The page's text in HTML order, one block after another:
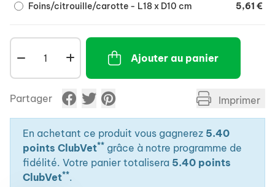
Foins/citrouille/carotte - L18 x D10 cm 5,61 €
Ajouter au panier
Partager Imprimer
En achetant ce produit vous gagnerez 5.40
points ClubVet** grâce à notre programme de
fidélité. Votre panier totalisera 5.40 points
ClubVet**.